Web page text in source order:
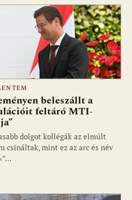
beleszállt a
feltáró MTI-
dolgot kollégák az elmúlt
csináltak, mint ez az arc és név